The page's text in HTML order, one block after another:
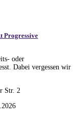
Progressive
oder
Dabei vergessen wir
Str. 2